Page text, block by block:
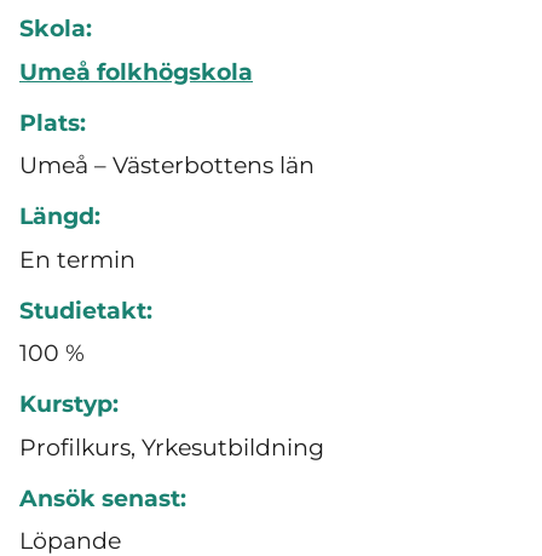
Skola:
Umeå folkhögskola
Plats:
Umeå – Västerbottens län
Längd:
En termin
Studietakt:
100 %
Kurstyp:
Profilkurs, Yrkesutbildning
Ansök senast:
Löpande